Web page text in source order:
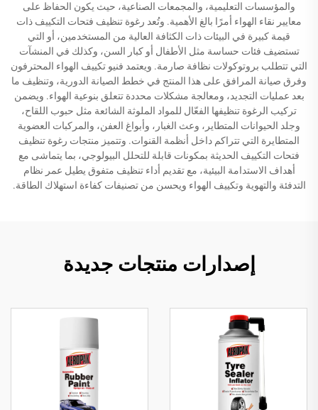
والمؤسسات التعليمية، والمجمعات الصناعية، حيث يكون الحفاظ على
معايير نقاء الهواء أمرًا بالغ الأهمية. وتُعد رغوة تنظيف فتحات التكييف ذات
قيمة كبيرة في البيئات ذات الكثافة العالية من المستخدمين، أو التي
تستضيف فئات حساسة مثل الأطفال أو كبار السن، وكذلك في المنشآت
التي تتطلب بروتوكولات نظافة صارمة. ويعتمد فنيو تكييف الهواء المحترفون
وفرق صيانة المرافق على هذا المنتج في خطط الصيانة الدورية، وتنظيف ما
بعد عمليات التجديد، ومعالجة مشكلات محددة تتعلق بنوعية الهواء. ويضمن
تركيب الرغوة تنظيفها الفعّال للمواد الملوثة الشائعة مثل حبوب اللقاح،
وجلد الحيوانات المتطاير، وعث الغبار، وأبواغ العفن، والمركبات العضوية
المتطايرة التي تتراكم داخل أنظمة القنوات. وتتميز منتجات رغوة تنظيف
فتحات التكييف الحديثة بمكونات قابلة للتحلل البيولوجي، بما يتماشى مع
أهداف الاستدامة البيئية، مع تقديم أداء تنظيف متفوق يطيل عمر نظام
التدفئة والتهوية وتكييف الهواء ويحسن من تصنيفات كفاءة استهلاك الطاقة.
إصدارات منتجات جديدة